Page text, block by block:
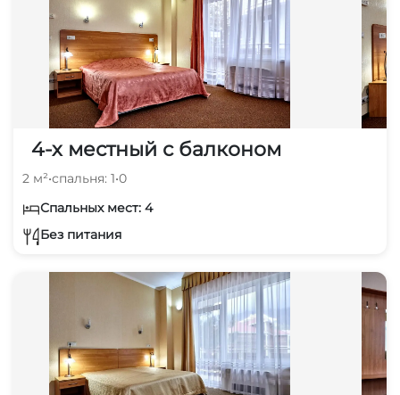
4-х местный с балконом
2 м²•спальня: 1•0
Спальных мест: 4
Без питания